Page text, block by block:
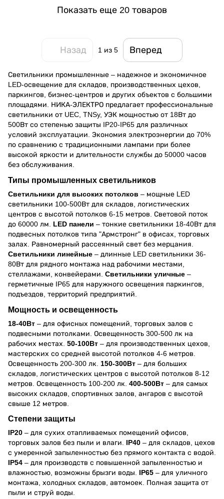
Показать еще 20 товаров
Назад 1 из 5 Вперед
Светильники промышленные – надежное и экономичное
LED-освещение для складов, производственных цехов,
паркингов, бизнес-центров и других объектов с большими
площадями. НИКА-ЭЛЕКТРО предлагает профессиональные
светильники от UEC, TNSy, УЭК мощностью от 18Вт до
500Вт со степенью защиты IP20-IP65 для различных
условий эксплуатации. Экономия электроэнергии до 70%
по сравнению с традиционными лампами при более
высокой яркости и длительности службы до 50000 часов
без обслуживания.
Типы промышленных светильников
Светильники для высоких потолков – мощные LED
светильники 100-500Вт для складов, логистических
центров с высотой потолков 6-15 метров. Световой поток
до 60000 лм. LED панели – тонкие светильники 18-40Вт для
подвесных потолков типа "Армстронг" в офисах, торговых
залах. Равномерный рассеянный свет без мерцания.
Светильники линейные – длинные LED светильники 36-
80Вт для рядного монтажа над рабочими местами,
стеллажами, конвейерами. Светильники уличные –
герметичные IP65 для наружного освещения паркингов,
подъездов, территорий предприятий.
Мощность и освещенность
18-40Вт – для офисных помещений, торговых залов с
подвесными потолками. Освещенность 300-500 лк на
рабочих местах. 50-100Вт – для производственных цехов,
мастерских со средней высотой потолков 4-6 метров.
Освещенность 200-300 лк. 150-300Вт – для больших
складов, логистических центров с высотой потолков 8-12
метров. Освещенность 100-200 лк. 400-500Вт – для самых
высоких складов, спортивных залов, ангаров с высотой
свыше 12 метров.
Степени защиты
IP20 – для сухих отапливаемых помещений офисов,
торговых залов без пыли и влаги. IP40 – для складов, цехов
с умеренной запыленностью без прямого контакта с водой.
IP54 – для производств с повышенной запыленностью и
влажностью, возможны брызги воды. IP65 – для уличного
монтажа, холодных складов, автомоек. Полная защита от
пыли и струй воды.